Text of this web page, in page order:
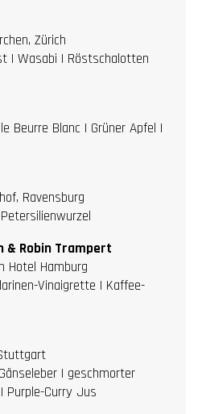
Zürich
| Wasabi | Röstschalotten
Beurre Blanc | Grüner Apfel |
Ravensburg
Robin Trampert
Hotel Hamburg
Vinaigrette | Kaffee-
| geschmorter
Purple-Curry Jus